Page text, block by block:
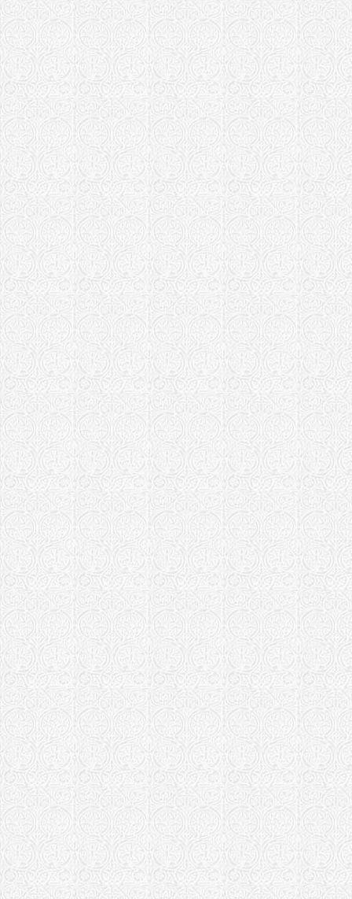
Храм
Скит в
Нуча
Одесская
Храм прп.
Совиньон
Отрадненская
Храм
Бинарадка
Храм
Дурасово
Псковская
Храм
Свирского
Ржевская
Храм